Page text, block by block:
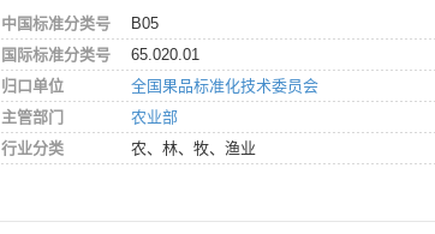
中国标准分类号
B05
国际标准分类号
65.020.01
归口单位
全国果品标准化技术委员会
主管部门
农业部
行业分类
农、林、牧、渔业